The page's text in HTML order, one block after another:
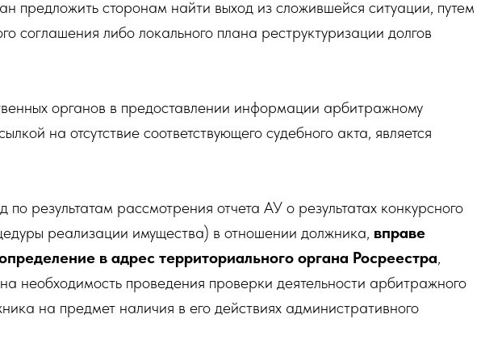
предложить сторонам найти выход из сложившейся ситуации, путем
соглашения либо локального плана реструктуризации долгов
органов в предоставлении информации арбитражному
на отсутствие соответствующего судебного акта, является
результатам рассмотрения отчета АУ о результатах конкурсного
реализации имущества) в отношении должника, вправе
в адрес территориального органа Росреестра,
необходимость проведения проверки деятельности арбитражного
на предмет наличия в его действиях административного